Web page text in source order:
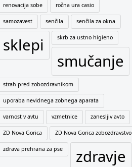
renovacija sobe ročna ura casio
samozavest senčila senčila za okna
sklepi skrb za ustno higieno
smučanje
strah pred zobozdravnikom
uporaba nevidnega zobnega aparata
varnost v avtu vzmetnice zanesljiv avto
ZD Nova Gorica ZD Nova Gorica zobozdravstvo
zdrava prehrana za pse zdravje